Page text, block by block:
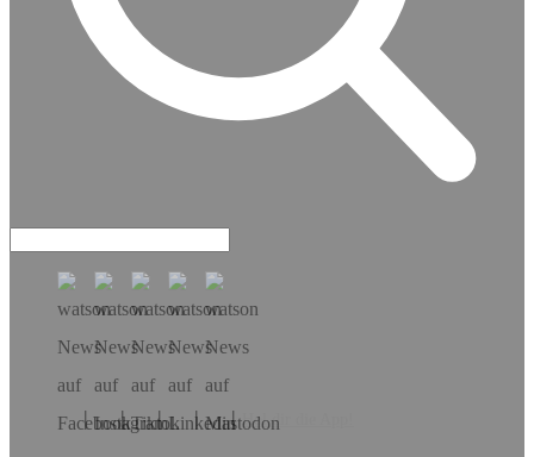
Hol dir die App!